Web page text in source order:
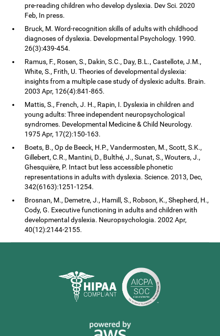
pre-reading children who develop dyslexia. Dev Sci. 2020
Feb, In press.
Bruck, M. Word-recognition skills of adults with childhood
diagnoses of dyslexia. Developmental Psychology. 1990.
26(3):439-454.
Ramus, F., Rosen, S., Dakin, S.C., Day, B.L., Castellote, J.M.,
White, S., Frith, U. Theories of developmental dyslexia:
insights from a multiple case study of dyslexic adults. Brain.
2003 Apr, 126(4):841-865.
Mattis, S., French, J. H., Rapin, I. Dyslexia in children and
young adults: Three independent neuropsychological
syndromes. Developmental Medicine & Child Neurology.
1975 Apr, 17(2):150-163.
Boets, B., Op de Beeck, H.P., Vandermosten, M., Scott, S.K.,
Gillebert, C.R., Mantini, D., Bulthé, J., Sunat, S., Wouters, J.,
Ghesquière, P. Intact but less accessible phonetic
representations in adults with dyslexia. Science. 2013, Dec,
342(6163):1251-1254.
Brosnan, M., Demetre, J., Hamill, S., Robson, K., Shepherd, H.,
Cody, G. Executive functioning in adults and children with
developmental dyslexia. Neuropsychologia. 2002 Apr,
40(12):2144-2155.